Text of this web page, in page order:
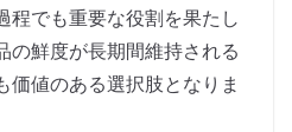
程でも重要な役割を果たし
の鮮度が長期間維持される
価値のある選択肢となりま